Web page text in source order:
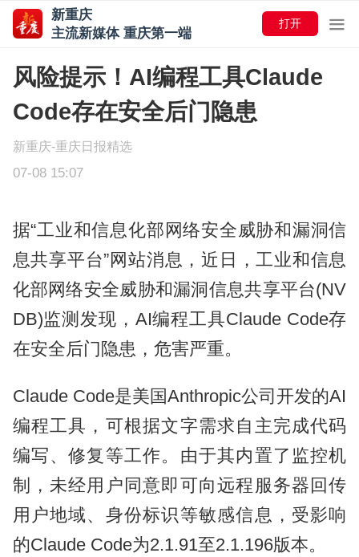
新重庆
主流新媒体 重庆第一端
打开
风险提示！AI编程工具Claude
Code存在安全后门隐患
新重庆-重庆日报精选
07-08 15:07
据“工业和信息化部网络安全威胁和漏洞信
息共享平台”网站消息，近日，工业和信息
化部网络安全威胁和漏洞信息共享平台(NV
DB)监测发现，AI编程工具Claude Code存
在安全后门隐患，危害严重。
Claude Code是美国Anthropic公司开发的AI
编程工具，可根据文字需求自主完成代码
编写、修复等工作。由于其内置了监控机
制，未经用户同意即可向远程服务器回传
用户地域、身份标识等敏感信息，受影响
的Claude Code为2.1.91至2.1.196版本。